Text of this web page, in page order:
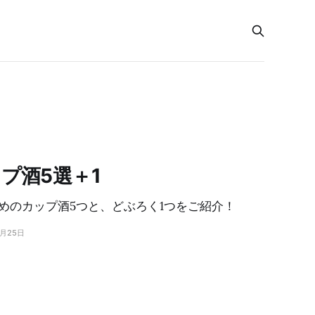
酒5選＋1
のカップ酒5つと、どぶろく1つをご紹介！
25日